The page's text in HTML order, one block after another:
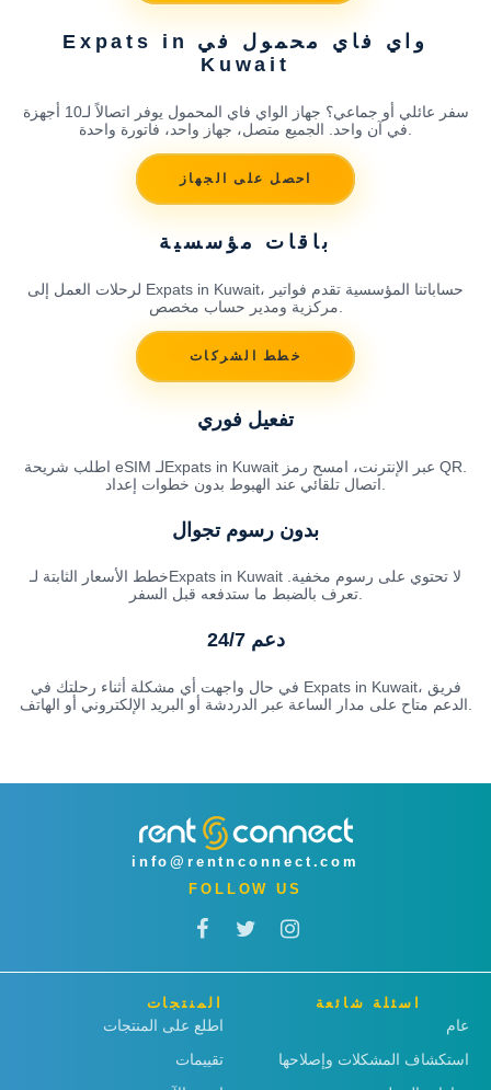
واي فاي محمول في Expats in
Kuwait
سفر عائلي أو جماعي؟ جهاز الواي فاي المحمول يوفر اتصالاً لـ10 أجهزة
احصل على الجهاز
باقات مؤسسية
لرحلات العمل إلى Expats in Kuwait، حساباتنا المؤسسية تقدم فواتير
خطط الشركات
تفعيل فوري
اطلب شريحة eSIM لـExpats in Kuwait عبر الإنترنت، امسح رمز QR.
بدون رسوم تجوال
خطط الأسعار الثابتة لـExpats in Kuwait لا تحتوي على رسوم مخفية.
تعرف بالضبط ما ستدفعه قبل السفر.
دعم 24/7
في حال واجهت أي مشكلة أثناء رحلتك في Expats in Kuwait، فريق
الدعم متاح على مدار الساعة عبر الدردشة أو البريد الإلكتروني أو الهاتف.
info@rentnconnect.com
FOLLOW US
المنتجات
اطلع على المنتجات
تقييمات
اسئلة شائعة
عام
استكشاف المشكلات وإصلاحها